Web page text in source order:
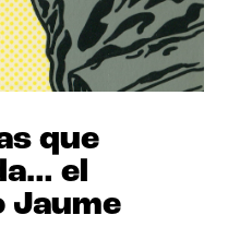
que
el